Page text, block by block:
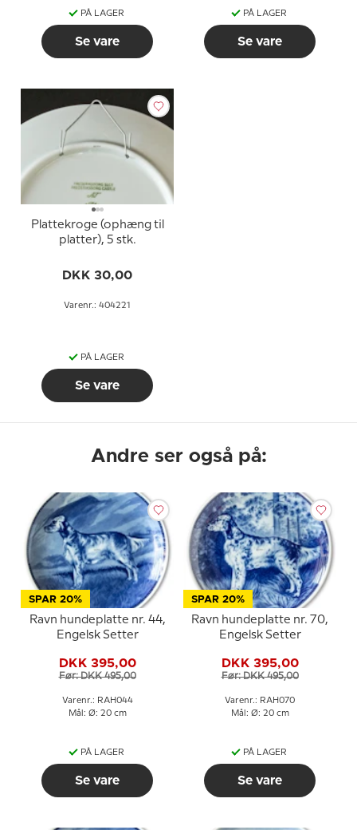
PÅ LAGER
Se vare
PÅ LAGER
Se vare
Plattekroge (ophæng til
platter), 5 stk.
DKK 30,00
Varenr.: 404221
PÅ LAGER
Se vare
Andre ser også på:
SPAR 20%
Ravn hundeplatte nr. 44,
Engelsk Setter
DKK 395,00
Før: DKK 495,00
Varenr.: RAH044
Mål: Ø: 20 cm
PÅ LAGER
Se vare
SPAR 20%
Ravn hundeplatte nr. 70,
Engelsk Setter
DKK 395,00
Før: DKK 495,00
Varenr.: RAH070
Mål: Ø: 20 cm
PÅ LAGER
Se vare